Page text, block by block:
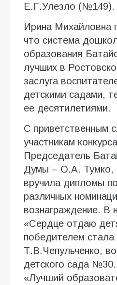
Е.Г.Улезло (№149).
Ирина Михайловна
что система
образования
лучших в
заслуга
детскими садами,
ее десятилетиями.
С приветственным
участникам
Председатель
Думы – О.А. Тумко,
вручила дипломы
различных
вознаграждение. В
«Сердце отдаю
победителем стала
Т.В.Чепульченко,
детского сада
«Лучший